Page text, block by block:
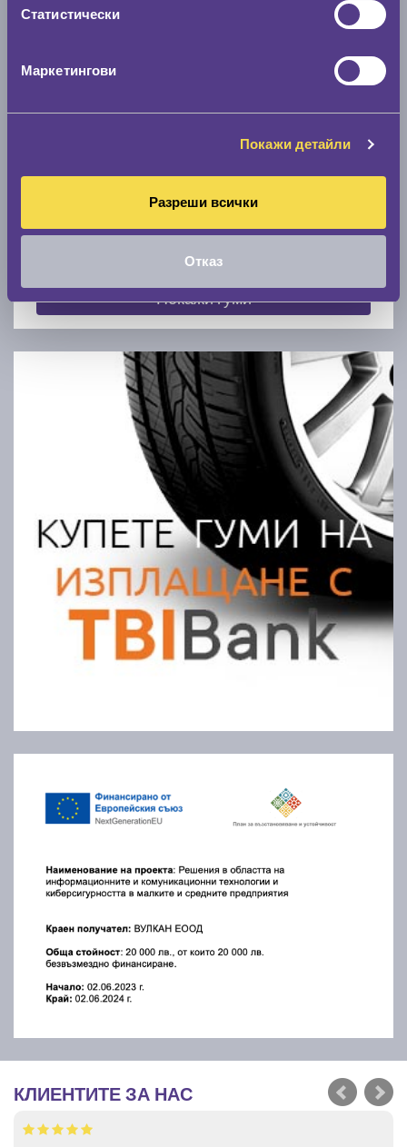
Статистически
Маркетингови
Покажи детайли
Разреши всички
Отказ
По марка автомобил
Покажи гуми
КЛИЕНТИТЕ ЗА НАС